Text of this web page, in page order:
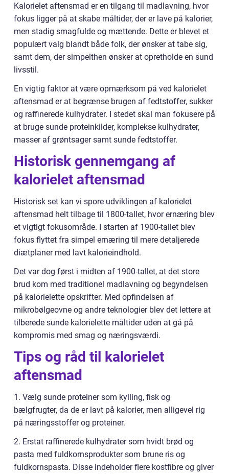
Kalorielet aftensmad er en tilgang til madlavning, hvor
fokus ligger på at skabe måltider, der er lave på kalorier,
men stadig smagfulde og mættende. Dette er blevet et
populært valg blandt både folk, der ønsker at tabe sig,
samt dem, der simpelthen ønsker at opretholde en sund
livsstil.
En vigtig faktor at være opmærksom på ved kalorielet
aftensmad er at begrænse brugen af fedtstoffer, sukker
og raffinerede kulhydrater. I stedet skal man fokusere på
at bruge sunde proteinkilder, komplekse kulhydrater,
masser af grøntsager samt sunde fedtstoffer.
Historisk gennemgang af
kalorielet aftensmad
Historisk set kan vi spore udviklingen af kalorielet
aftensmad helt tilbage til 1800-tallet, hvor ernæring blev
et vigtigt fokusområde. I starten af 1900-tallet blev
fokus flyttet fra simpel ernæring til mere detaljerede
diætplaner med lavt kalorieindhold.
Det var dog først i midten af 1900-tallet, at det store
brud kom med traditionel madlavning og begyndelsen
på kalorielette opskrifter. Med opfindelsen af
mikrobølgeovne og andre teknologier blev det lettere at
tilberede sunde kalorielette måltider uden at gå på
kompromis med smag og næringsværdi.
Tips og råd til kalorielet
aftensmad
1. Vælg sunde proteiner som kylling, fisk og
bælgfrugter, da de er lavt på kalorier, men alligevel rig
på næringsstoffer og proteiner.
2. Erstat raffinerede kulhydrater som hvidt brød og
pasta med fuldkornsprodukter som brune ris og
fuldkornspasta. Disse indeholder flere kostfibre og giver